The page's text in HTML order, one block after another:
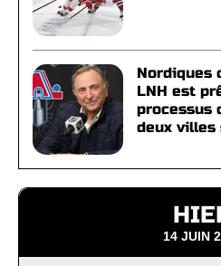
Nordiques
LNH est
processus
deux villes
14 JUIN